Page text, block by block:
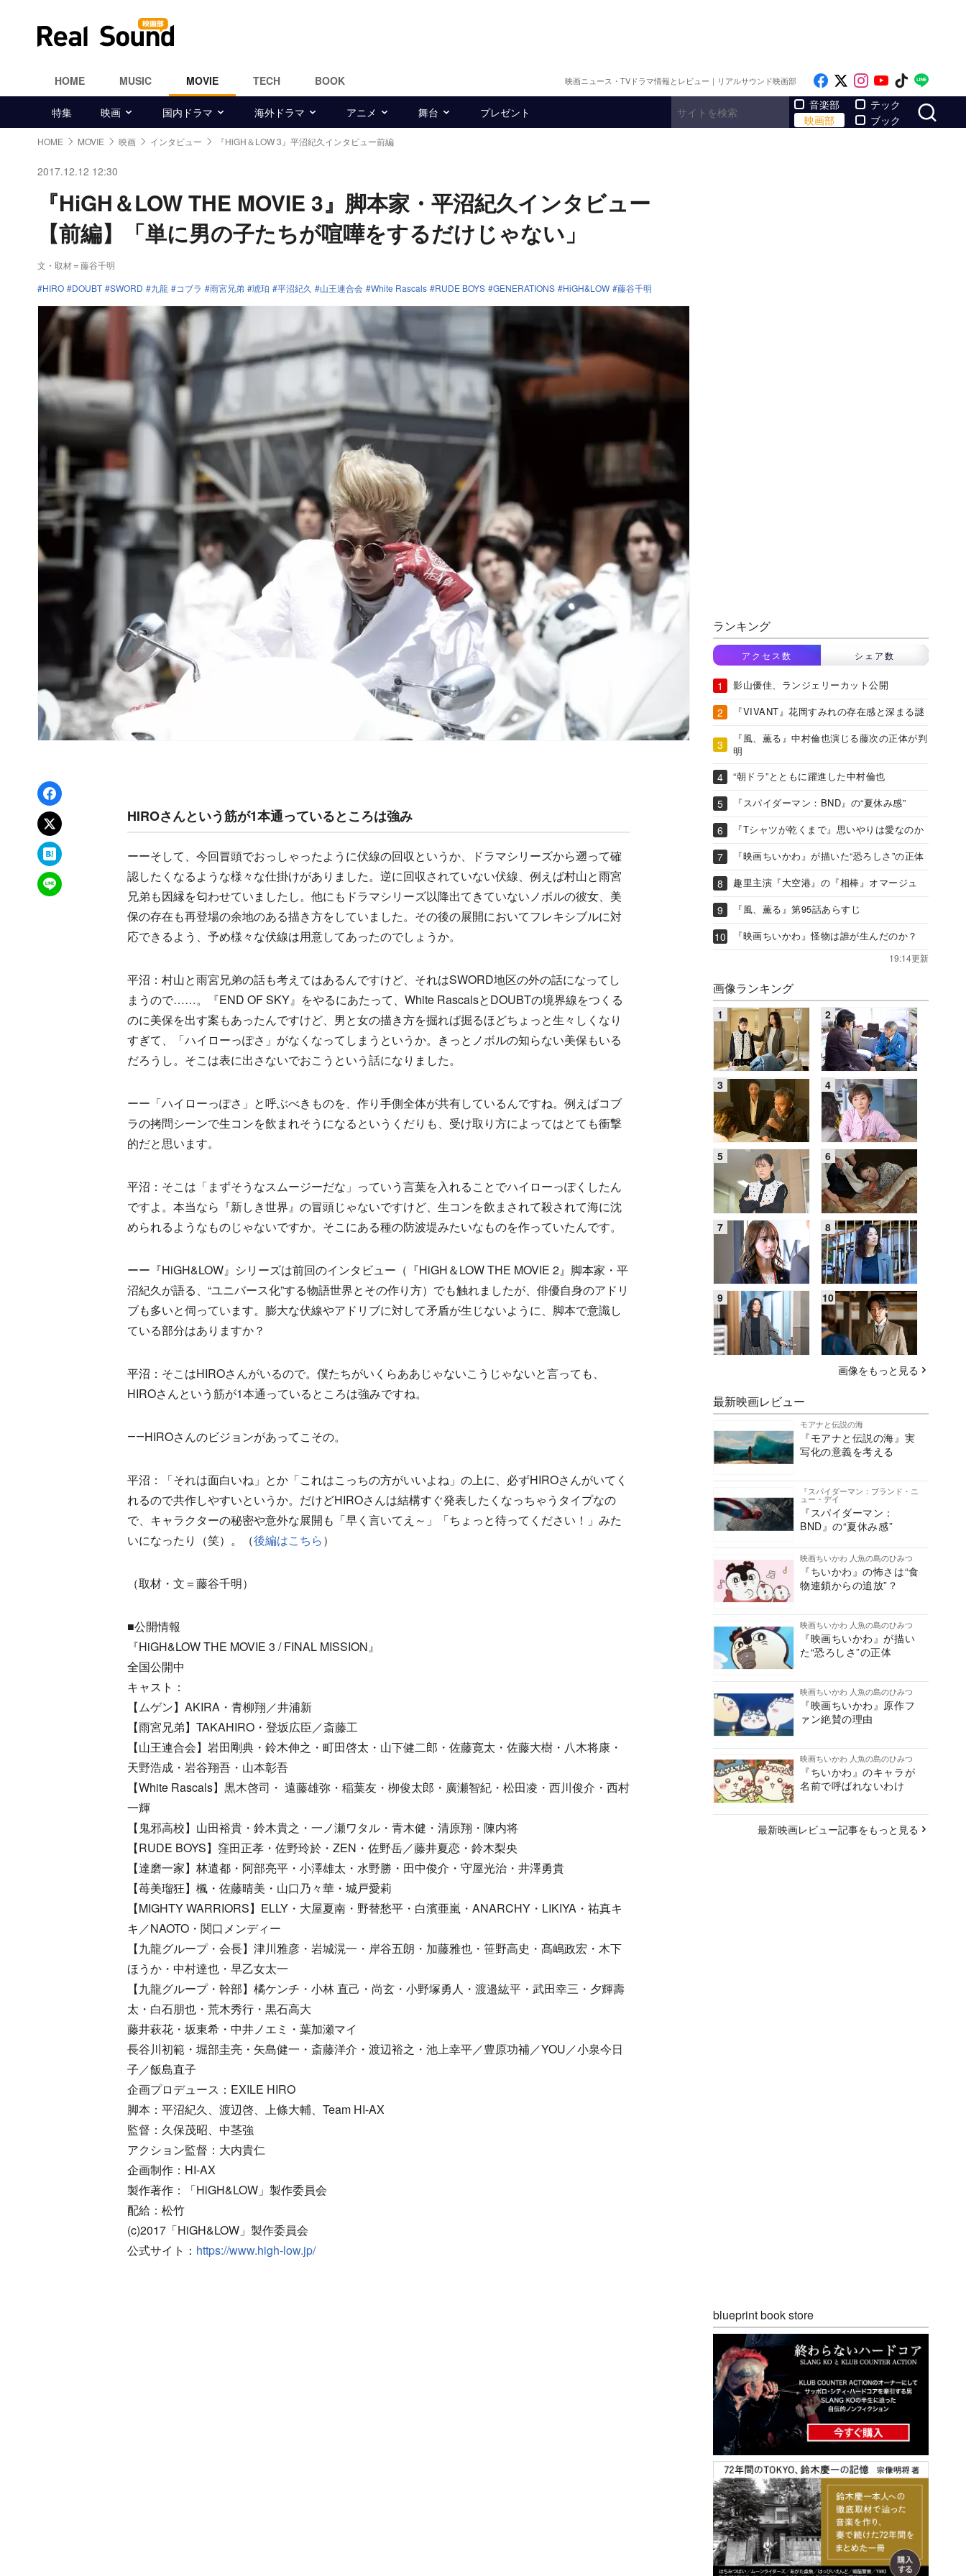
HOME MUSIC MOVIE TECH BOOK 映画ニュース・TVドラマ情報とレビュー｜リアルサウンド映画部 Like on Facebook
Follow on x
Follow on
Follow on
Follow
特集 映画 国内ドラマ 海外ドラマ アニメ 舞台 プレゼント
音楽部
映画部
テック
ブック
HOME MOVIE 映画 インタビュー 『HiGH＆LOW 3』平沼紀久インタビュー前編
2017.12.12 12:30
『HiGH＆LOW THE MOVIE 3』脚本家・平沼紀久インタビュー
【前編】「単に男の子たちが喧嘩をするだけじゃない」
文・取材＝藤谷千明
HIRO
DOUBT SWORD 九龍 コブラ 雨宮兄弟 琥珀 平沼紀久 山王連合会 White Rascals RUDE BOYS GENERATIONS HiGH&LOW 藤谷千明
Facebookでシェア
xでポスト
はてなブックマーク
LINEで送る
HIROさんという筋が1本通っているところは強み
ーーそして、今回冒頭でおっしゃったように伏線の回収というか、ドラマシリーズから遡って確
認したくなるような様々な仕掛けがありました。逆に回収されていない伏線、例えば村山と雨宮
兄弟も因縁を匂わせていましたし。他にもドラマシリーズ以降出てきていないノボルの彼女、美
保の存在も再登場の余地のある描き方をしていました。その後の展開においてフレキシブルに対
応できるよう、予め様々な伏線は用意してあったのでしょうか。
平沼：村山と雨宮兄弟の話も考えてはあるんですけど、それはSWORD地区の外の話になってし
まうので……。『END OF SKY』をやるにあたって、White RascalsとDOUBTの境界線をつくる
のに美保を出す案もあったんですけど、男と女の描き方を掘れば掘るほどちょっと生々しくなり
すぎて、「ハイローっぽさ」がなくなってしまうというか。きっとノボルの知らない美保もいる
だろうし。そこは表に出さないでおこうという話になりました。
ーー「ハイローっぽさ」と呼ぶべきものを、作り手側全体が共有しているんですね。例えばコブ
ラの拷問シーンで生コンを飲まれそうになるというくだりも、受け取り方によってはとても衝撃
的だと思います。
平沼：そこは「まずそうなスムージーだな」っていう言葉を入れることでハイローっぽくしたん
ですよ。本当なら『新しき世界』の冒頭じゃないですけど、生コンを飲まされて殺されて海に沈
められるようなものじゃないですか。そこにある種の防波堤みたいなものを作っていたんです。
ーー『HiGH&LOW』シリーズは前回のインタビュー（『HiGH＆LOW THE MOVIE 2』脚本家・平
沼紀久が語る、“ユニバース化”する物語世界とその作り方）でも触れましたが、俳優自身のアドリ
ブも多いと伺っています。膨大な伏線やアドリブに対して矛盾が生じないように、脚本で意識し
ている部分はありますか？
平沼：そこはHIROさんがいるので。僕たちがいくらああじゃないこうじゃないと言っても、
HIROさんという筋が1本通っているところは強みですね。
――HIROさんのビジョンがあってこその。
平沼：「それは面白いね」とか「これはこっちの方がいいよね」の上に、必ずHIROさんがいてく
れるので共作しやすいというか。だけどHIROさんは結構すぐ発表したくなっちゃうタイプなの
で、キャラクターの秘密や意外な展開も「早く言いてえ～」「ちょっと待ってください！」みた
いになったり（笑）。（後編はこちら）
（取材・文＝藤谷千明）
■公開情報
『HiGH&LOW THE MOVIE 3 / FINAL MISSION』
全国公開中
キャスト：
【ムゲン】AKIRA・青柳翔／井浦新
【雨宮兄弟】TAKAHIRO・登坂広臣／斎藤工
【山王連合会】岩田剛典・鈴木伸之・町田啓太・山下健二郎・佐藤寛太・佐藤大樹・八木将康・
天野浩成・岩谷翔吾・山本彰吾
【White Rascals】黒木啓司・ 遠藤雄弥・稲葉友・栁俊太郎・廣瀬智紀・松田凌・西川俊介・西村
一輝
【鬼邪高校】山田裕貴・鈴木貴之・一ノ瀬ワタル・青木健・清原翔・陳内将
【RUDE BOYS】窪田正孝・佐野玲於・ZEN・佐野岳／藤井夏恋・鈴木梨央
【達磨一家】林遣都・阿部亮平・小澤雄太・水野勝・田中俊介・守屋光治・井澤勇貴
【苺美瑠狂】楓・佐藤晴美・山口乃々華・城戸愛莉
【MIGHTY WARRIORS】ELLY・大屋夏南・野替愁平・白濱亜嵐・ANARCHY・LIKIYA・祐真キ
キ／NAOTO・関口メンディー
【九龍グループ・会長】津川雅彦・岩城滉一・岸谷五朗・加藤雅也・笹野高史・髙嶋政宏・木下
ほうか・中村達也・早乙女太一
【九龍グループ・幹部】橘ケンチ・小林 直己・尚玄・小野塚勇人・渡邉紘平・武田幸三・夕輝壽
太・白石朋也・荒木秀行・黒石高大
藤井萩花・坂東希・中井ノエミ・葉加瀬マイ
長谷川初範・堀部圭亮・矢島健一・斎藤洋介・渡辺裕之・池上幸平／豊原功補／YOU／小泉今日
子／飯島直子
企画プロデュース：EXILE HIRO
脚本：平沼紀久、渡辺啓、上條大輔、Team HI-AX
監督：久保茂昭、中茎強
アクション監督：大内貴仁
企画制作：HI-AX
製作著作：「HiGH&LOW」製作委員会
配給：松竹
(c)2017「HiGH&LOW」製作委員会
公式サイト： https://www.high-low.jp/
ランキング
アクセス数 シェア数
影山優佳、ランジェリーカット公開
『VIVANT』花岡すみれの存在感と深まる謎
『風、薫る』中村倫也演じる藤次の正体が判
明
“朝ドラ”とともに躍進した中村倫也
『スパイダーマン：BND』の“夏休み感”
『Tシャツが乾くまで』思いやりは愛なのか
『映画ちいかわ』が描いた“恐ろしさ”の正体
趣里主演『大空港』の『相棒』オマージュ
『風、薫る』第95話あらすじ
『映画ちいかわ』怪物は誰が生んだのか？
19:14更新
画像ランキング
画像をもっと見る
最新映画レビュー
モアナと伝説の海
『モアナと伝説の海』実
写化の意義を考える
『スパイダーマン：ブランド・ニ
ュー・デイ
『スパイダーマン：
BND』の“夏休み感”
映画ちいかわ 人魚の島のひみつ
『ちいかわ』の怖さは“食
物連鎖からの追放”？
映画ちいかわ 人魚の島のひみつ
『映画ちいかわ』が描い
た“恐ろしさ”の正体
映画ちいかわ 人魚の島のひみつ
『映画ちいかわ』原作フ
ァン絶賛の理由
映画ちいかわ 人魚の島のひみつ
『ちいかわ』のキャラが
名前で呼ばれないわけ
最新映画レビュー記事をもっと見る
blueprint book store